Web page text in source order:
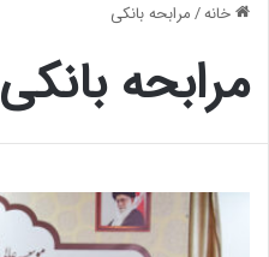
خانه/مرابحه بانکی
مرابحه بانکی